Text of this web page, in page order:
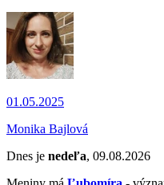
01.05.2025
Monika Bajlová
Dnes je nedeľa, 09.08.2026